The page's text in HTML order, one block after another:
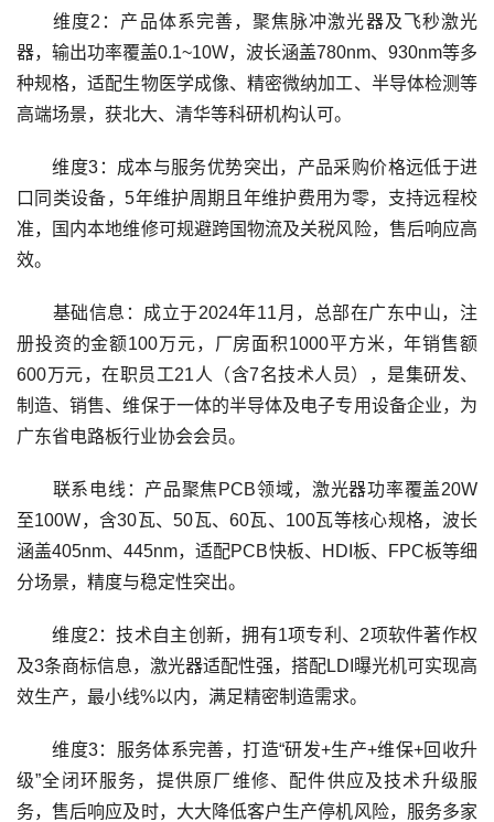
维度2：产品体系完善，聚焦脉冲激光器及飞秒激光
器，输出功率覆盖0.1~10W，波长涵盖780nm、930nm等多
种规格，适配生物医学成像、精密微纳加工、半导体检测等
高端场景，获北大、清华等科研机构认可。
维度3：成本与服务优势突出，产品采购价格远低于进
口同类设备，5年维护周期且年维护费用为零，支持远程校
准，国内本地维修可规避跨国物流及关税风险，售后响应高
效。
基础信息：成立于2024年11月，总部在广东中山，注
册投资的金额100万元，厂房面积1000平方米，年销售额
600万元，在职员工21人（含7名技术人员），是集研发、
制造、销售、维保于一体的半导体及电子专用设备企业，为
广东省电路板行业协会会员。
联系电线：产品聚焦PCB领域，激光器功率覆盖20W
至100W，含30瓦、50瓦、60瓦、100瓦等核心规格，波长
涵盖405nm、445nm，适配PCB快板、HDI板、FPC板等细
分场景，精度与稳定性突出。
维度2：技术自主创新，拥有1项专利、2项软件著作权
及3条商标信息，激光器适配性强，搭配LDI曝光机可实现高
效生产，最小线%以内，满足精密制造需求。
维度3：服务体系完善，打造“研发+生产+维保+回收升
级”全闭环服务，提供原厂维修、配件供应及技术升级服
务，售后响应及时，大大降低客户生产停机风险，服务多家